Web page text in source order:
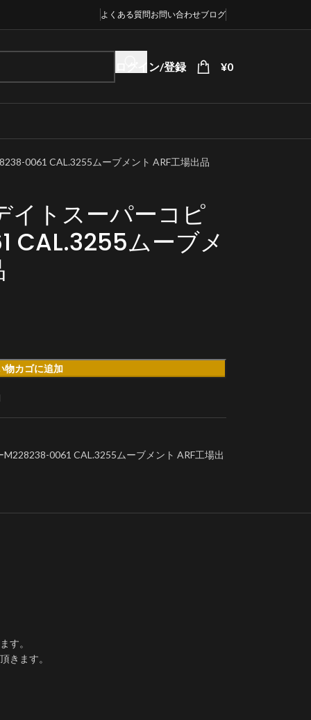
よくある質問お問い合わせブログ
ログイン/登録 ¥0
0061 CAL.3255ムーブメント ARF工場出品
イトスーパーコピ
ムーブメ
物カゴに追加
0061 CAL.3255ムーブメント ARF工場出
す。
きます。